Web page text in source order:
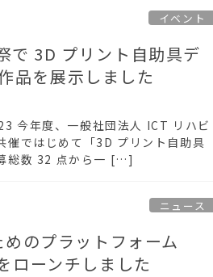
イベント
で 3D プリント自助具デ
品を展示しました
今年度、一般社団法人 ICT リハビ
催ではじめて「3D プリント自助具
総数 32 点から一 […]
ニュース
のプラットフォーム
ローンチしました